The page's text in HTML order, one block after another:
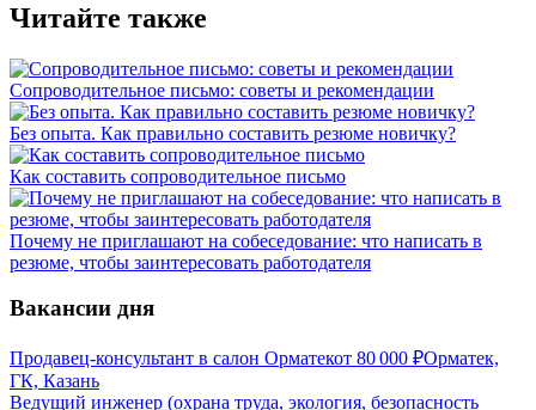
Читайте также
Сопроводительное письмо: советы и рекомендации
Без опыта. Как правильно составить резюме новичку?
Как составить сопроводительное письмо
Почему не приглашают на собеседование: что написать в
резюме, чтобы заинтересовать работодателя
Вакансии дня
Продавец-консультант в салон Орматекот 80 000 ₽Орматек,
ГК, Казань
Ведущий инженер (охрана труда, экология, безопасность